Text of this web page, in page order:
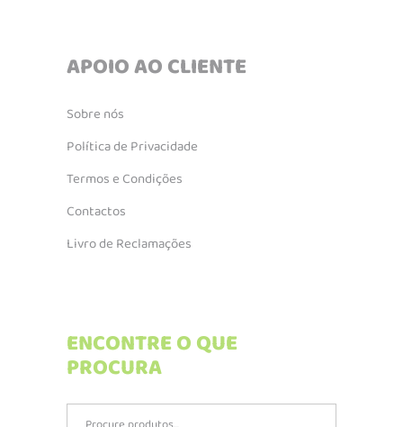
APOIO AO CLIENTE
Sobre nós
Política de Privacidade
Termos e Condições
Contactos
Livro de Reclamações
ENCONTRE O QUE
PROCURA